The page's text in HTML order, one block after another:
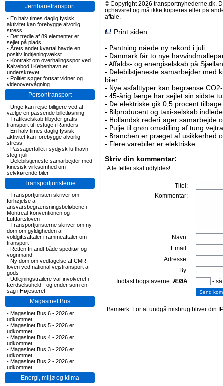
Jernbanetransport
- En halv times daglig fysisk
aktivitet kan forebygge alvorlig
stress
- Det tredie af 89 elementer er
sejlet på plads
- Årets andet kvartal havde en
positiv indtjeningvækst
- Kontrakt om overhalingsspor ved
Kalvebod i København er
underskrevet
- Politiet søger fortsat vidner og
videoovervågning
Persontransport
- Unge kan rejse billigere ved at
vælge en passende billetløsning
- Trafikselskab tilbyder gratis
transport til festuge i Randers
- En halv times daglig fysisk
aktivitet kan forebygge alvorlig
stress
- Passagertallet i sydjysk lufthavn
steg i juli
- Delebilstjeneste samarbejder med
kinesisk virksomhed om
selvkørende biler
Transportjuristerne
- Transportjuristen skriver om
forhøjelse af
ansvarsbegrænsningsbeløbene i
Montreal-konventionen og
Luftfartsloven
- Transportjuristerne skriver om ny
dom om gyldigheden af
voldgiftsaftaler i rammeaftaler om
transport
- Retten frifandt både speditør og
vognmand
- Ny dom om vedtagelse af CMR-
loven ved national vejstransport af
gods
- Udlejningstrailere var involveret i
færdselsuheld - og ender som en
sag i Højesteret
Magasinet Bus
- Magasinet Bus 6 - 2026 er
udkommet
- Magasinet Bus 5 - 2026 er
udkommet
- Magasinet Bus 4 - 2026 er
udkommet
- Magasinet Bus 3 - 2026 er
udkommet
- Magasinet Bus 2 - 2026 er
udkommet
Energi, miljø og klima
© Copyright 2026 transportnyhederne.dk.
ophavsret og må ikke kopieres eller på
aftale.
Print siden
- Pantning nåede ny rekord i juli
- Danmark får to nye
- Affalds- og energiselskab på
- Delebilstjeneste samarbejder med
biler
- Nye asfalttyper kan begrænse
- 45-årig færge har sejlet sin sidste
- De elektriske gik 0,5 procent tilbage
- Bilproducent og taxi-selskab
- Hollandsk rederi øger samarbejde
- Pulje til grøn omstilling af tung
- Branchen er præget af usikkerhed
- Flere varebiler er elektriske
Skriv din kommentar:
Alle felter skal udfyldes!
Titel:
Kommentar:
Navn:
Email:
Adresse:
By:
Indtast bogstaverne: ÆØÅ -
Bemærk: For at undgå misbrug bliver din